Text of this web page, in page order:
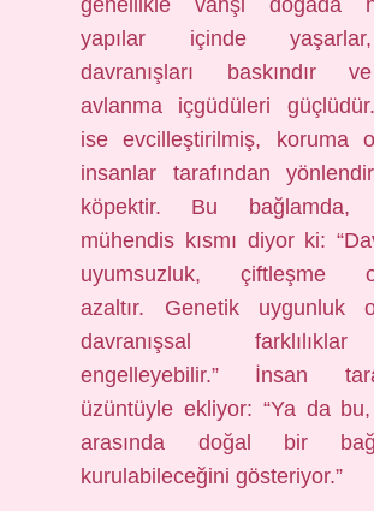
genellikle vahşi doğada
yapılar içinde
davranışları baskındır
avlanma içgüdüleri
ise evcilleştirilmiş, koruma
insanlar tarafından
köpektir. Bu bağlamda,
mühendis kısmı diyor ki:
uyumsuzluk, çiftleşme
azaltır. Genetik uygunluk
davranışsal
engelleyebilir.” İnsan
üzüntüyle ekliyor: “Ya da
arasında doğal bir
kurulabileceğini gösteriyor.”